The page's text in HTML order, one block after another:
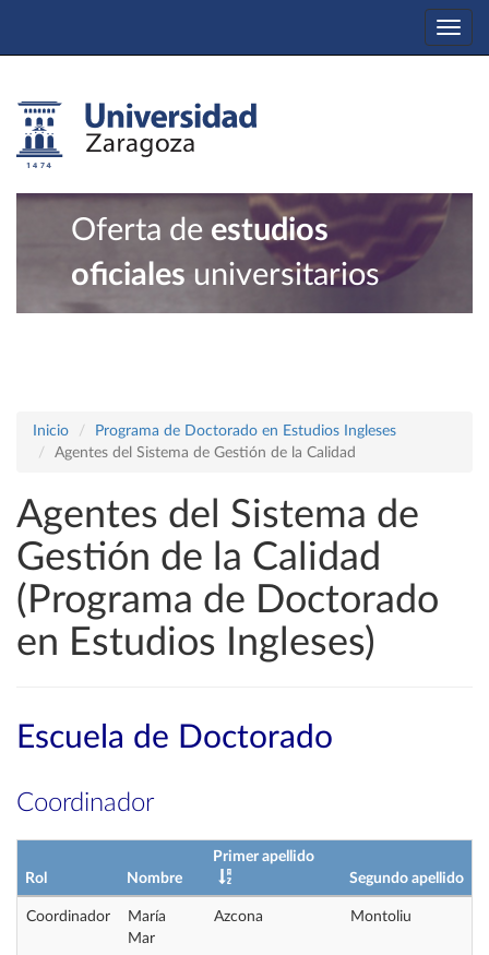
Oferta de estudios
oficiales universitarios
Inicio
Programa de Doctorado en Estudios Ingleses
Agentes del Sistema de Gestión de la Calidad
Agentes del Sistema de
Gestión de la Calidad
(Programa de Doctorado
en Estudios Ingleses)
Escuela de Doctorado
Coordinador
Rol Nombre
Primer apellido
Segundo apellido
Coordinador
María
Mar
Azcona Montoliu